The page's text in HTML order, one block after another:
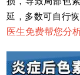
延，多数可自行恢
医生免费帮您分